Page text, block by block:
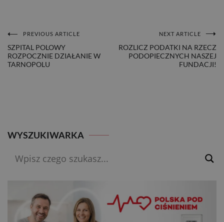
NAWIGACJA
WPISU
PREVIOUS ARTICLE
SZPITAL POLOWY
ROZPOCZNIE DZIAŁANIE W
TARNOPOLU
NEXT ARTICLE
ROZLICZ PODATKI NA RZECZ
PODOPIECZNYCH NASZEJ
FUNDACJI!
WYSZUKIWARKA